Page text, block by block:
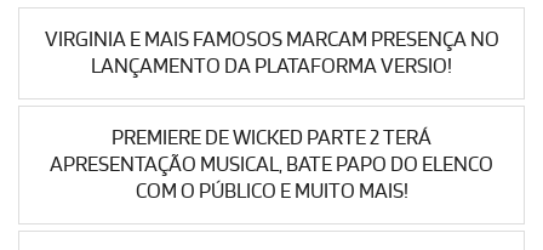
VIRGINIA E MAIS FAMOSOS MARCAM PRESENÇA NO
LANÇAMENTO DA PLATAFORMA VERSIO!
PREMIERE DE WICKED PARTE 2 TERÁ
APRESENTAÇÃO MUSICAL, BATE PAPO DO ELENCO
COM O PÚBLICO E MUITO MAIS!